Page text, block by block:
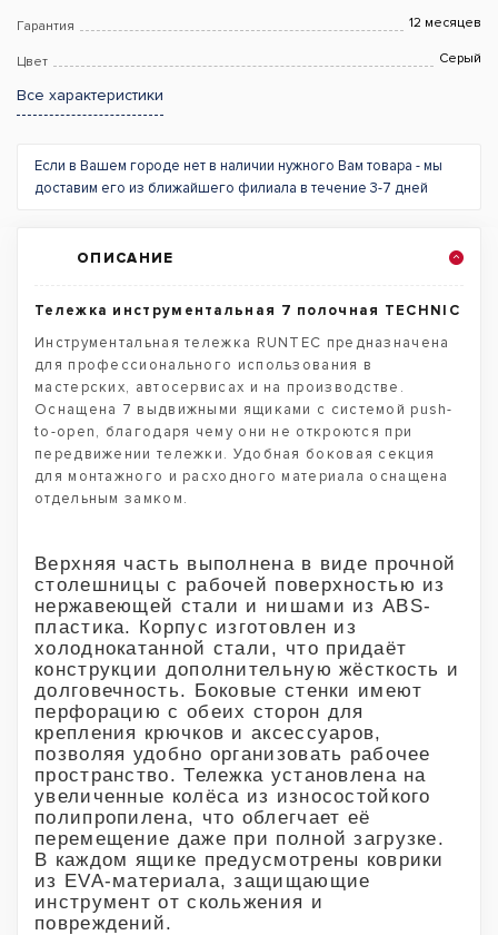
Гарантия 12 месяцев
Цвет Серый
Все характеристики
Если в Вашем городе нет в наличии нужного Вам товара - мы
доставим его из ближайшего филиала в течение 3-7 дней
ОПИСАНИЕ
Тележка инструментальная 7 полочная TECHNIC
Инструментальная тележка RUNTEC предназначена
для профессионального использования в
мастерских, автосервисах и на производстве.
Оснащена 7 выдвижными ящиками с системой push-
to-open, благодаря чему они не откроются при
передвижении тележки. Удобная боковая секция
для монтажного и расходного материала оснащена
отдельным замком.
Верхняя часть выполнена в виде прочной
столешницы с рабочей поверхностью из
нержавеющей стали и нишами из ABS-
пластика. Корпус изготовлен из
холоднокатанной стали, что придаёт
конструкции дополнительную жёсткость и
долговечность. Боковые стенки имеют
перфорацию с обеих сторон для
крепления крючков и аксессуаров,
позволяя удобно организовать рабочее
пространство. Тележка установлена на
увеличенные колёса из износостойкого
полипропилена, что облегчает её
перемещение даже при полной загрузке.
В каждом ящике предусмотрены коврики
из EVA-материала, защищающие
инструмент от скольжения и
повреждений.